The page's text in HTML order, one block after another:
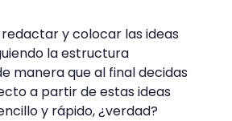
y colocar las ideas
la estructura
manera que al final decidas
a partir de estas ideas
y rápido, ¿verdad?